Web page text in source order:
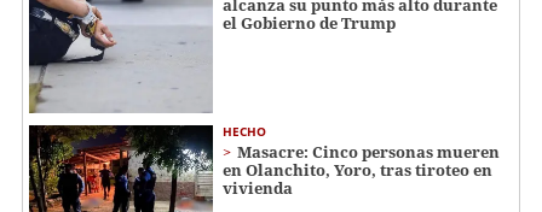
alcanza su punto más alto durante
el Gobierno de Trump
HECHO
Masacre: Cinco personas mueren
en Olanchito, Yoro, tras tiroteo en
vivienda